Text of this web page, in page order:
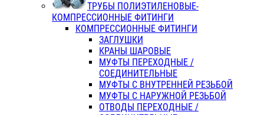
ТРУБЫ ПОЛИЭТИЛЕНОВЫЕ-
КОМПРЕССИОННЫЕ ФИТИНГИ
КОМПРЕССИОННЫЕ ФИТИНГИ
ЗАГЛУШКИ
КРАНЫ ШАРОВЫЕ
МУФТЫ ПЕРЕХОДНЫЕ /
СОЕДИНИТЕЛЬНЫЕ
МУФТЫ С ВНУТРЕННЕЙ РЕЗЬБОЙ
МУФТЫ С НАРУЖНОЙ РЕЗЬБОЙ
ОТВОДЫ ПЕРЕХОДНЫЕ /